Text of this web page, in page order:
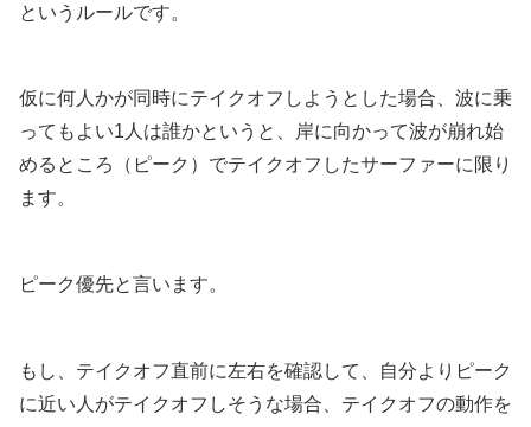
というルールです。
仮に何人かが同時にテイクオフしようとした場合、波に乗
ってもよい1人は誰かというと、岸に向かって波が崩れ始
めるところ（ピーク）でテイクオフしたサーファーに限り
ます。
ピーク優先と言います。
もし、テイクオフ直前に左右を確認して、自分よりピーク
に近い人がテイクオフしそうな場合、テイクオフの動作を